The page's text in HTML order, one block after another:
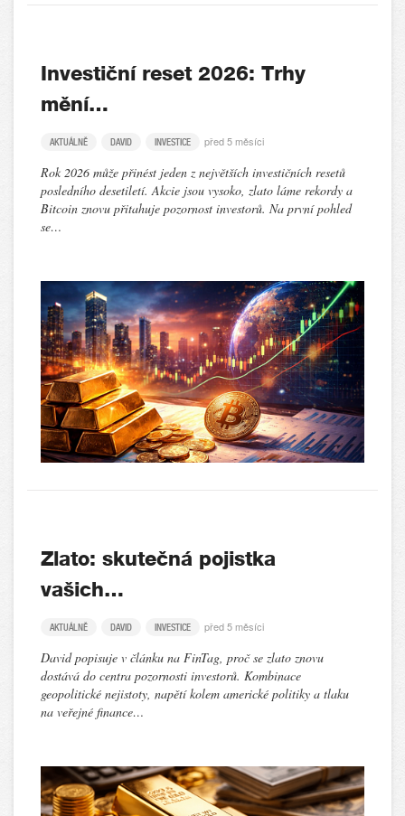
Investiční reset 2026: Trhy
mění…
AKTUÁLNĚ DAVID INVESTICE před 5 měsíci
Rok 2026 může přinést jeden z největších investičních resetů
posledního desetiletí. Akcie jsou vysoko, zlato láme rekordy a
Bitcoin znovu přitahuje pozornost investorů. Na první pohled
se…
Zlato: skutečná pojistka
vašich…
AKTUÁLNĚ DAVID INVESTICE před 5 měsíci
David popisuje v článku na FinTag, proč se zlato znovu
dostává do centra pozornosti investorů. Kombinace
geopolitické nejistoty, napětí kolem americké politiky a tlaku
na veřejné finance…